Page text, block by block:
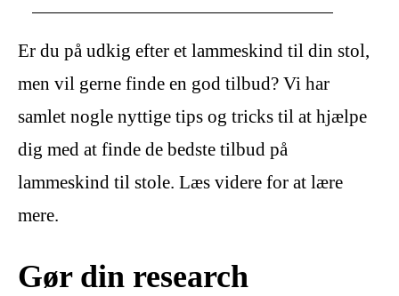
Er du på udkig efter et lammeskind til din stol,
men vil gerne finde en god tilbud? Vi har
samlet nogle nyttige tips og tricks til at hjælpe
dig med at finde de bedste tilbud på
lammeskind til stole. Læs videre for at lære
mere.
Gør din research